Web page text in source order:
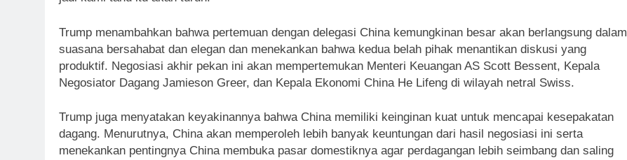
Trump menambahkan bahwa pertemuan dengan delegasi China kemungkinan besar akan berlangsung dalam
suasana bersahabat dan elegan dan menekankan bahwa kedua belah pihak menantikan diskusi yang
produktif. Negosiasi akhir pekan ini akan mempertemukan Menteri Keuangan AS Scott Bessent, Kepala
Negosiator Dagang Jamieson Greer, dan Kepala Ekonomi China He Lifeng di wilayah netral Swiss.
Trump juga menyatakan keyakinannya bahwa China memiliki keinginan kuat untuk mencapai kesepakatan
dagang. Menurutnya, China akan memperoleh lebih banyak keuntungan dari hasil negosiasi ini serta
menekankan pentingnya China membuka pasar domestiknya agar perdagangan lebih seimbang dan saling